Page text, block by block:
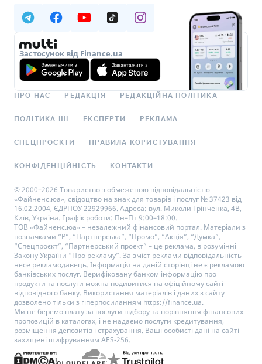
Застосунок від Finance.ua
ПРО НАС РЕДАКЦІЯ РЕДАКЦІЙНА ПОЛІТИКА
ПОЛІТИКА ШІ ЕКСПЕРТИ РЕКЛАМА
СПЕЦПРОЄКТИ ПРАВИЛА КОРИСТУВАННЯ
КОНФІДЕНЦІЙНІСТЬ КОНТАКТИ
© 2000–2026 Товариство з обмеженою відповідальністю
«Файненс.юа», свідоцтво на знак для товарів і послуг № 37423 від
16.02.2004, ЄДРПОУ 22929966. Адреса: вул. Миколи Грінченка, 4В,
Київ, Україна. Графік роботи: Пн–Пт 9:00–18:00.
ТОВ «Файненс.юа» – незалежний фінансовий портал. Матеріали з
позначками “Р”, “Партнерська”, “Промо”, “Акція”, “Думка”,
“Спецпроєкт”, “Партнерський проєкт” – це реклама, в розумінні
Закону України “Про рекламу”. За зміст реклами відповідальність
несе рекламодавець. Інформація на даній сторінці не є рекламою
банківських послуг. Верифіковану банком інформацію про
продукти та послуги можна подивитися на офіційному сайті
відповідного банку. Використання матеріалів і даних з сайту
дозволено тільки з гіперпосиланням https://finance.ua.
Ми не беремо плату за послуги підбору та порівняння фінансових
пропозицій в каталогах, і не надаємо послуги кредитування,
розміщення депозитів і страхування. Ваші особисті дані на сайті
захищені шифруванням AES-256.